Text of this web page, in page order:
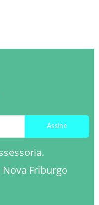
Assine
Friburgo